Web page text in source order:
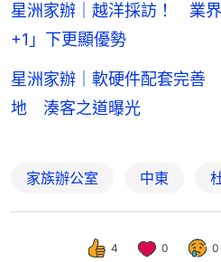
星洲家辦｜越洋採訪！ 業
+1」下更顯優勢
星洲家辦｜軟硬件配套完善
地 湊客之道曝光
家族辦公室 中東
4 0 0